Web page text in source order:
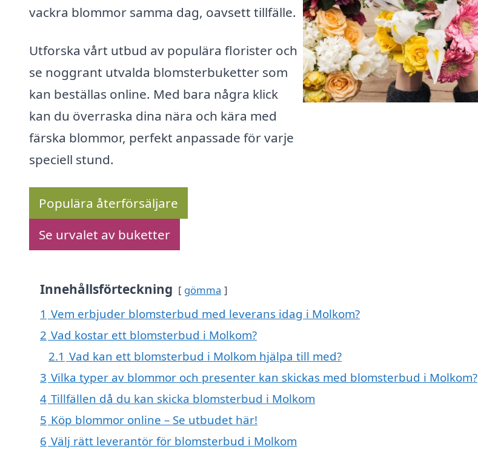
vackra blommor samma dag, oavsett tillfälle.
Utforska vårt utbud av populära florister och
se noggrant utvalda blomsterbuketter som
kan beställas online. Med bara några klick
kan du överraska dina nära och kära med
färska blommor, perfekt anpassade för varje
speciell stund.
Populära återförsäljare
Se urvalet av buketter
Innehållsförteckning gömma
1 Vem erbjuder blomsterbud med leverans idag i Molkom?
2 Vad kostar ett blomsterbud i Molkom?
2.1 Vad kan ett blomsterbud i Molkom hjälpa till med?
3 Vilka typer av blommor och presenter kan skickas med blomsterbud i Molkom?
4 Tillfällen då du kan skicka blomsterbud i Molkom
5 Köp blommor online – Se utbudet här!
6 Välj rätt leverantör för blomsterbud i Molkom